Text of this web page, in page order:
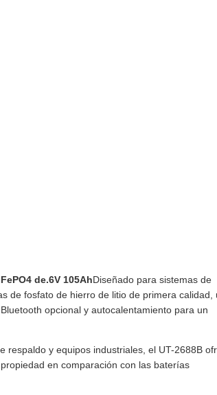
de.6V 105AhDiseñado para sistemas de
de fosfato de hierro de litio de primera calidad,
opcional y autocalentamiento para un
respaldo y equipos industriales, el UT-2688B
en comparación con las baterías